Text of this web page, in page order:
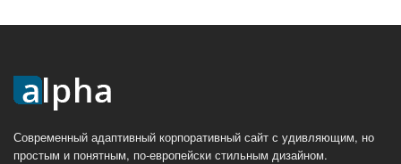
Современный адаптивный корпоративный сайт с удивляющим, но
простым и понятным, по-европейски стильным дизайном.